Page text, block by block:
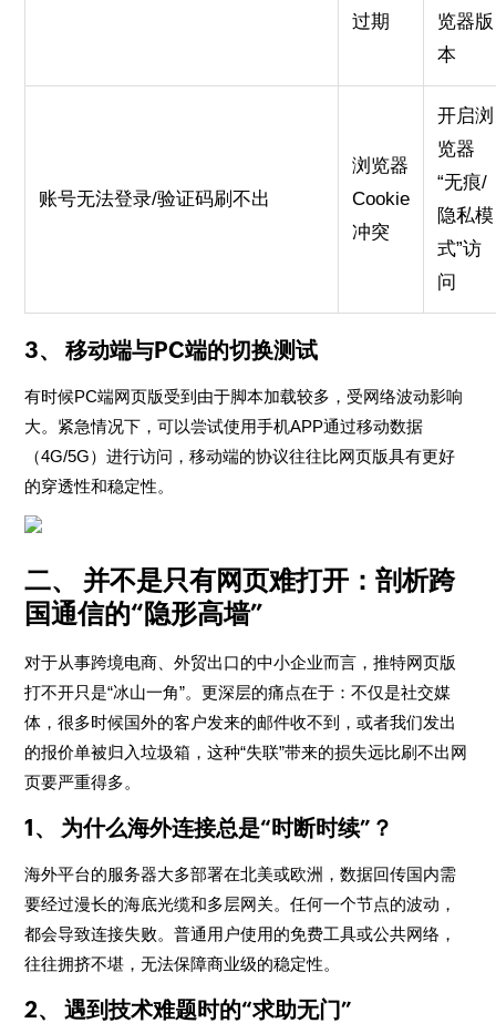
过期
览器版
本
账号无法登录/验证码刷不出
浏览器
Cookie
冲突
开启浏
览器
“无痕/
隐私模
式”访
问
3、 移动端与PC端的切换测试
有时候PC端网页版受到由于脚本加载较多，受网络波动影响
大。紧急情况下，可以尝试使用手机APP通过移动数据
（4G/5G）进行访问，移动端的协议往往比网页版具有更好
的穿透性和稳定性。
二、 并不是只有网页难打开：剖析跨
国通信的“隐形高墙”
对于从事跨境电商、外贸出口的中小企业而言，推特网页版
打不开只是“冰山一角”。更深层的痛点在于：不仅是社交媒
体，很多时候国外的客户发来的邮件收不到，或者我们发出
的报价单被归入垃圾箱，这种“失联”带来的损失远比刷不出网
页要严重得多。
1、 为什么海外连接总是“时断时续”？
海外平台的服务器大多部署在北美或欧洲，数据回传国内需
要经过漫长的海底光缆和多层网关。任何一个节点的波动，
都会导致连接失败。普通用户使用的免费工具或公共网络，
往往拥挤不堪，无法保障商业级的稳定性。
2、 遇到技术难题时的“求助无门”